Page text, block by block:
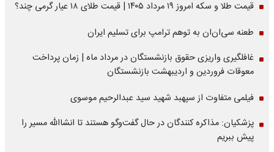
قیمت طلا و سکه امروز ۱۹ مرداد ۱۴۰۵ | قیمت طلای ۱۸ عیار گرمی چند؟
طعنه سی‌ان‌ان به توهم ترامپ برای تسلیم ایران
غافلگیری واریزی حقوق بازنشستگان در مرداد ماه | زمان پرداخت
معوقات فروردین و اردیبهشت بازنشستگان
فیلمی متفاوت از سپهبد شهید سید عبدالرحیم موسوی
پزشکیان: مذاکره کنندگان در حال گفت‌وگو هستند تا انشاالله مسیر را
پیش ببریم